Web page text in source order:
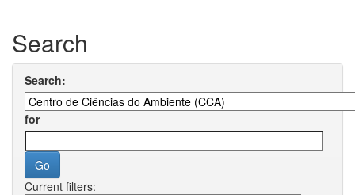
Search
Search:
for
Current filters: